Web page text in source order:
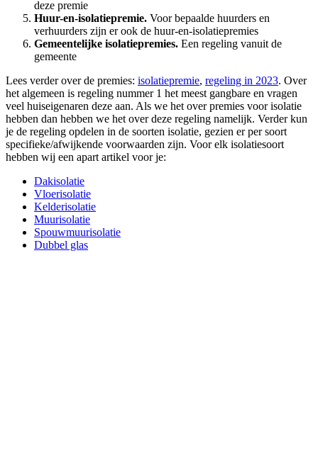
deze premie
Huur-en-isolatiepremie. Voor bepaalde huurders en
verhuurders zijn er ook de huur-en-isolatiepremies
Gemeentelijke isolatiepremies. Een regeling vanuit de
gemeente
Lees verder over de premies: isolatiepremie, regeling in 2023. Over
het algemeen is regeling nummer 1 het meest gangbare en vragen
veel huiseigenaren deze aan. Als we het over premies voor isolatie
hebben dan hebben we het over deze regeling namelijk. Verder kun
je de regeling opdelen in de soorten isolatie, gezien er per soort
specifieke/afwijkende voorwaarden zijn. Voor elk isolatiesoort
hebben wij een apart artikel voor je:
Dakisolatie
Vloerisolatie
Kelderisolatie
Muurisolatie
Spouwmuurisolatie
Dubbel glas